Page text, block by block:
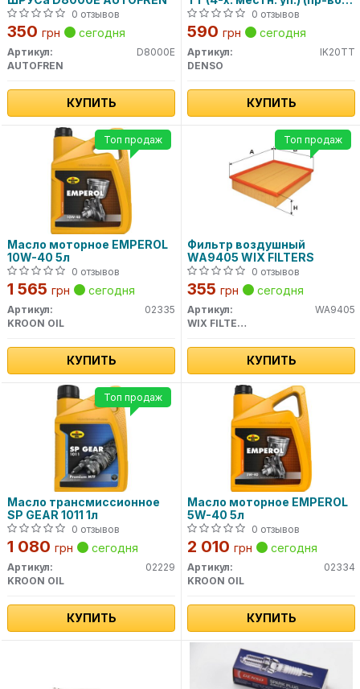
0 отзывов
350 грн сегодня
Артикул:
D8000E
AUTOFREN
КУПИТЬ
DENSO)
0 отзывов
590 грн сегодня
Артикул:
IK20TT
DENSO
КУПИТЬ
Масло моторное EMPEROL
10W-40 5л
0 отзывов
1 565 грн сегодня
Артикул:
02335
KROON OIL
КУПИТЬ
Топ продаж
Фильтр воздушный
WA9405 WIX FILTERS
0 отзывов
355 грн сегодня
Артикул:
WA9405
WIX FILTERS
КУПИТЬ
Топ продаж
Масло трансмиссионное
SP GEAR 1011 1л
0 отзывов
1 080 грн сегодня
Артикул:
02229
KROON OIL
КУПИТЬ
Топ продаж
Масло моторное EMPEROL
5W-40 5л
0 отзывов
2 010 грн сегодня
Артикул:
02334
KROON OIL
КУПИТЬ